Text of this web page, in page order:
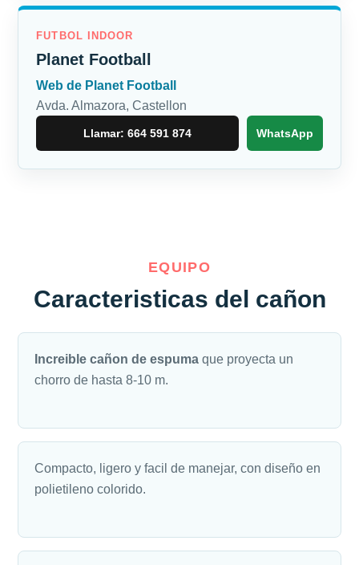
FUTBOL INDOOR
Planet Football
Web de Planet Football
Avda. Almazora, Castellon
Llamar: 664 591 874 WhatsApp
EQUIPO
Caracteristicas del cañon
Increible cañon de espuma que proyecta un
chorro de hasta 8-10 m.
Compacto, ligero y facil de manejar, con diseño en
polietileno colorido.